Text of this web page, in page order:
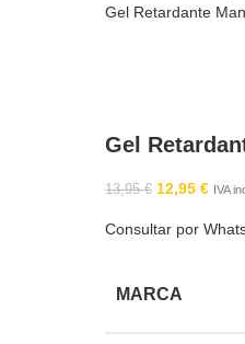
Gel Retardante
Gel
13,95€ 12,95 € IVA
Consultar por
MARCA